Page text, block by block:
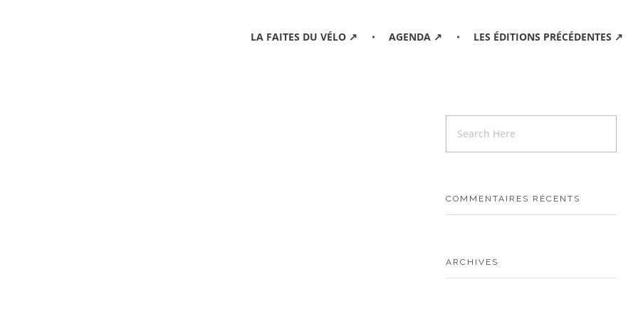
LA FAITES DU VÉLO ↗ AGENDA ↗ LES ÉDITIONS PRÉCÉDENTES ↗
COMMENTAIRES RÉCENTS
ARCHIVES